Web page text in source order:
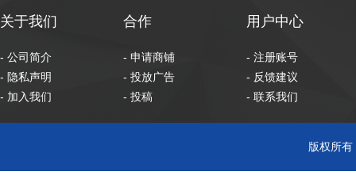
关于我们
- 公司简介
- 隐私声明
- 加入我们
合作
- 申请商铺
- 投放广告
- 投稿
用户中心
- 注册账号
- 反馈建议
- 联系我们
版权所